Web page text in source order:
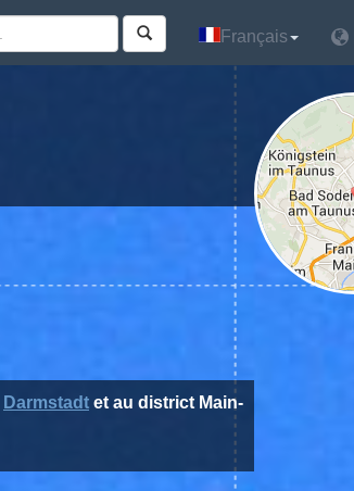
Français
Darmstadt et au district Main-
Français